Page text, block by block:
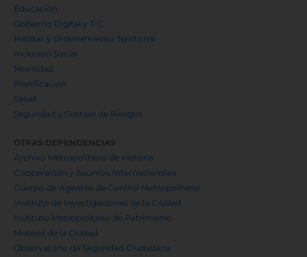
Educación
Gobierno Digital y TIC
Hábitat y Ordenamiento Territorial
Inclusión Social
Movilidad
Planificación
Salud
Seguridad y Gestión de Riesgos
OTRAS DEPENDENCIAS
Archivo Metropolitano de Historia
Cooperación y Asuntos Internacionales
Cuerpo de Agentes de Control Metropolitano
Instituto de Investigaciones de la Ciudad
Instituto Metropolitano de Patrimonio
Museos de la Ciudad
Observatorio de Seguridad Ciudadana